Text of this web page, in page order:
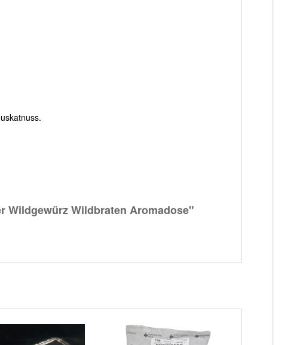
Wildgewürz Wildbraten Aromadose"